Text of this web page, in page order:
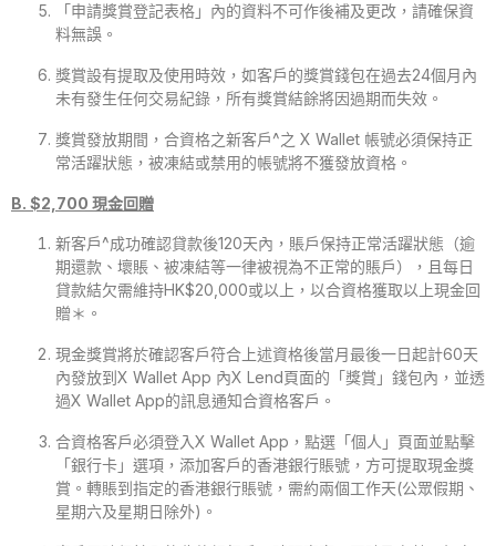
「申請獎賞登記表格」內的資料不可作後補及更改，請確保資
料無誤。
獎賞設有提取及使用時效，如客戶的獎賞錢包在過去24個月內
未有發生任何交易紀錄，所有獎賞結餘將因過期而失效。
獎賞發放期間，合資格之新客戶^之 X Wallet 帳號必須保持正
常活躍狀態，被凍結或禁用的帳號將不獲發放資格。
B. $2,700 現金回贈
新客戶^成功確認貸款後120天內，賬戶保持正常活躍狀態（逾
期還款、壞賬、被凍結等一律被視為不正常的賬戶），且每日
貸款結欠需維持HK$20,000或以上，以合資格獲取以上現金回
贈＊。
現金獎賞將於確認客戶符合上述資格後當月最後一日起計60天
內發放到X Wallet App 內X Lend頁面的「獎賞」錢包內，並透
過X Wallet App的訊息通知合資格客戶。
合資格客戶必須登入X Wallet App，點選「個人」頁面並點擊
「銀行卡」選項，添加客戶的香港銀行賬號，方可提取現金獎
賞。轉賬到指定的香港銀行賬號，需約兩個工作天(公眾假期、
星期六及星期日除外)。